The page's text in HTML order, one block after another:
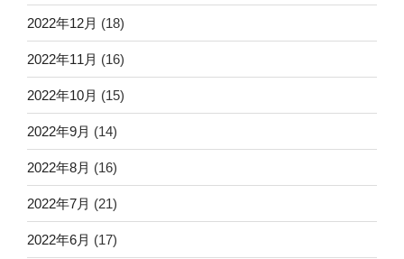
2022年12月 (18)
2022年11月 (16)
2022年10月 (15)
2022年9月 (14)
2022年8月 (16)
2022年7月 (21)
2022年6月 (17)